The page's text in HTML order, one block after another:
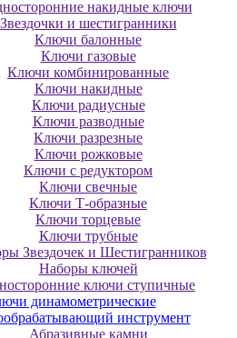
нaкидныe ключи
Звездочки и шестигранники
Ключи балонные
Ключи газовые
Ключи комбинированные
Ключи накидные
Ключи радиусные
Ключи разводные
Ключи разрезные
Ключи рожковые
Ключи с редуктором
Ключи свечные
Ключи Т-образные
Ключи торцевые
Ключи трубные
Звездочек и Шестигранников
Наборы ключей
ключи ступичные
динамометрические
инструмент
Абразивные камни